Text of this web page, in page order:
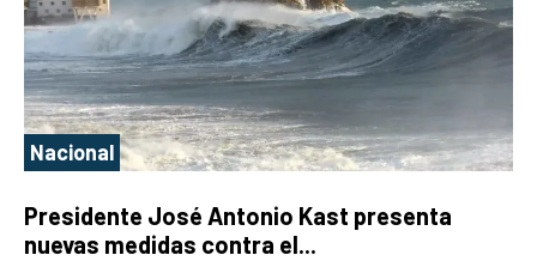
Nacional
Presidente José Antonio Kast presenta
nuevas medidas contra el...